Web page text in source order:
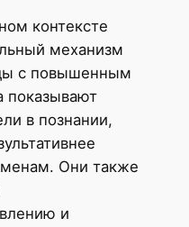
контексте
механизм
с повышенным
показывают
в познании,
Они также
и